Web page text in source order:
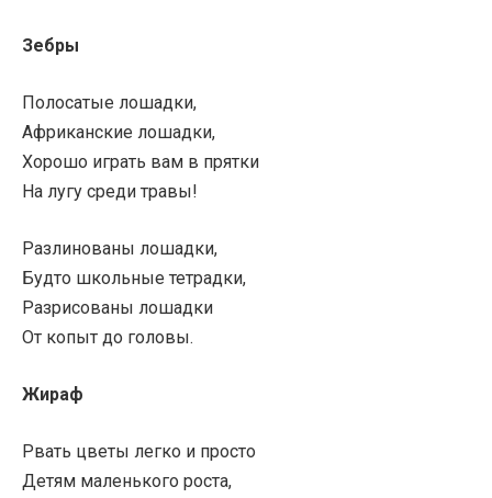
Зебры
Полосатые лошадки,
Африканские лошадки,
Хорошо играть вам в прятки
На лугу среди травы!
Разлинованы лошадки,
Будто школьные тетрадки,
Разрисованы лошадки
От копыт до головы.
Жираф
Рвать цветы легко и просто
Детям маленького роста,